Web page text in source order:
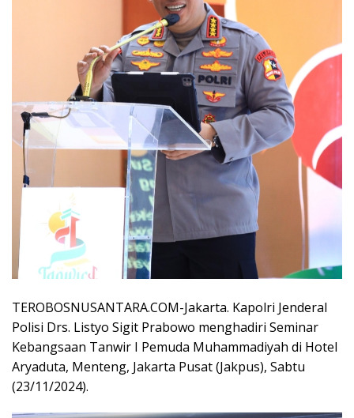
TEROBOSNUSANTARA.COM-Jakarta. Kapolri Jenderal
Polisi Drs. Listyo Sigit Prabowo menghadiri Seminar
Kebangsaan Tanwir I Pemuda Muhammadiyah di Hotel
Aryaduta, Menteng, Jakarta Pusat (Jakpus), Sabtu
(23/11/2024).